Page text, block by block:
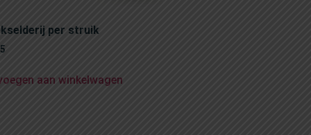
per struik
aan winkelwagen